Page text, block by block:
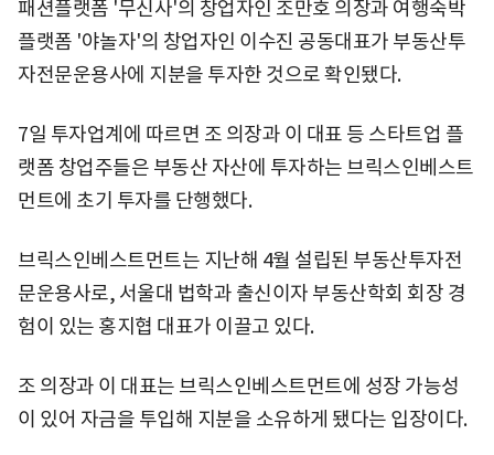
패션플랫폼 '무신사'의 창업자인 조만호 의장과 여행숙박
플랫폼 '야놀자'의 창업자인 이수진 공동대표가 부동산투
자전문운용사에 지분을 투자한 것으로 확인됐다.
7일 투자업계에 따르면 조 의장과 이 대표 등 스타트업 플
랫폼 창업주들은 부동산 자산에 투자하는 브릭스인베스트
먼트에 초기 투자를 단행했다.
브릭스인베스트먼트는 지난해 4월 설립된 부동산투자전
문운용사로, 서울대 법학과 출신이자 부동산학회 회장 경
험이 있는 홍지협 대표가 이끌고 있다.
조 의장과 이 대표는 브릭스인베스트먼트에 성장 가능성
이 있어 자금을 투입해 지분을 소유하게 됐다는 입장이다.